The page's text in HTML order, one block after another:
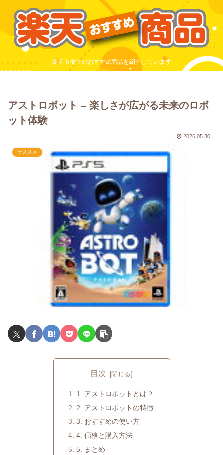
楽天市場でのおすすめ商品を紹介しています
アストロボット – 楽しさが広がる未来のロボ
ット体験
2026.05.30
オススメ
目次
1. アストロボットとは？
2. アストロボットの特徴
3. おすすめの使い方
4. 価格と購入方法
5. まとめ